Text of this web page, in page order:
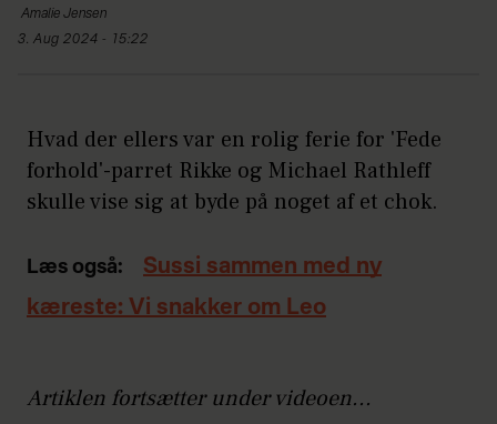
Amalie Jensen
3. Aug 2024 - 15:22
Hvad der ellers var en rolig ferie for 'Fede
forhold'-parret Rikke og Michael Rathleff
skulle vise sig at byde på noget af et chok.
Læs også:
Sussi sammen med ny
kæreste: Vi snakker om Leo
Artiklen fortsætter under videoen...